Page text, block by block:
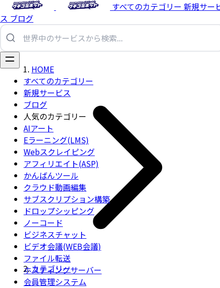
すべてのカテゴリー 新規サー
ス ブログ
すべてのカテゴリー
新規サービス
ブログ
人気のカテゴリー
AIアート
Eラーニング(LMS)
Webスクレイピング
アフィリエイト(ASP)
かんばんツール
クラウド動画編集
サブスクリプション構築
ドロップシッピング
ノーコード
ビジネスチャット
ビデオ会議(WEB会議)
ファイル転送
ホスティングサーバー
会員管理システム
HOME
カテゴリー